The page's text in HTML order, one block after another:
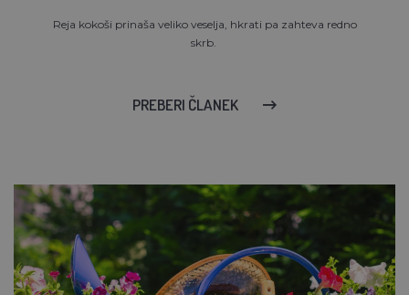
Reja kokoši prinaša veliko veselja, hkrati pa zahteva redno
skrb.
PREBERI ČLANEK